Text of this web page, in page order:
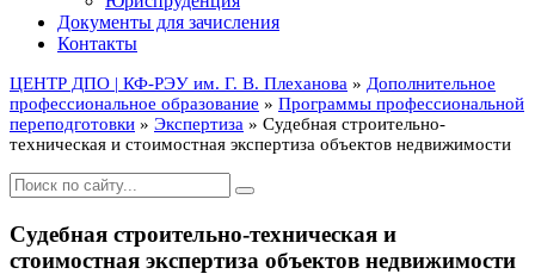
Документы для зачисления
Контакты
ЦЕНТР ДПО | КФ-РЭУ им. Г. В. Плеханова » Дополнительное
профессиональное образование » Программы профессиональной
переподготовки » Экспертиза » Судебная строительно-
техническая и стоимостная экспертиза объектов недвижимости
Судебная строительно-техническая и
стоимостная экспертиза объектов недвижимости